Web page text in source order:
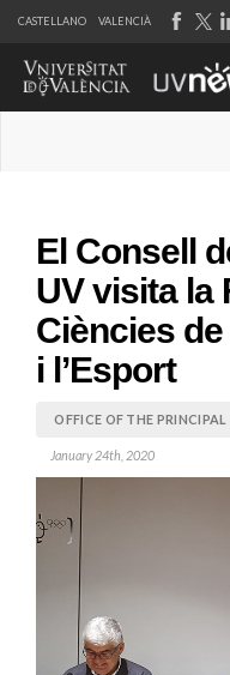
CASTELLANO VALENCIÀ
El Consell
UV visita la
Ciències
i l’Esport
OFFICE OF THE PRINCIPAL
January 24th, 2020